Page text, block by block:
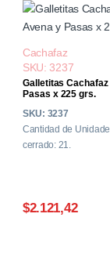
Cachafaz
SKU: 3237
Galletitas
Pasas x 225 grs.
SKU: 3237
Cantidad de
cerrado: 21.
$2.121,42